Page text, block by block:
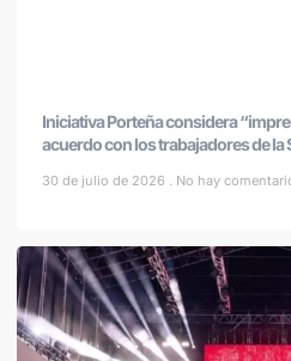
Iniciativa Porteña considera
acuerdo con los trabajadores de la
30 de julio de 2026 No hay